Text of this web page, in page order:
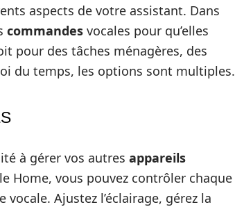
aspects de votre assistant. Dans
commandes vocales pour qu’elles
pour des tâches ménagères, des
du temps, les options sont multiples.
à gérer vos autres appareils
Home, vous pouvez contrôler chaque
Ajustez l’éclairage, gérez la